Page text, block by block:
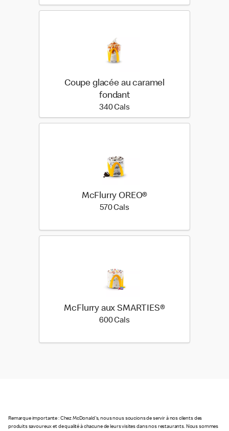
Coupe glacée au caramel
fondant
340 Cals340 calories
McFlurry OREO®
570 Cals570 calories
McFlurry aux SMARTIES®
600 Cals600 calories
Remarque importante : Chez McDonald's, nous nous soucions de servir à nos clients des
produits savoureux et de qualité à chacune de leurs visites dans nos restaurants. Nous sommes